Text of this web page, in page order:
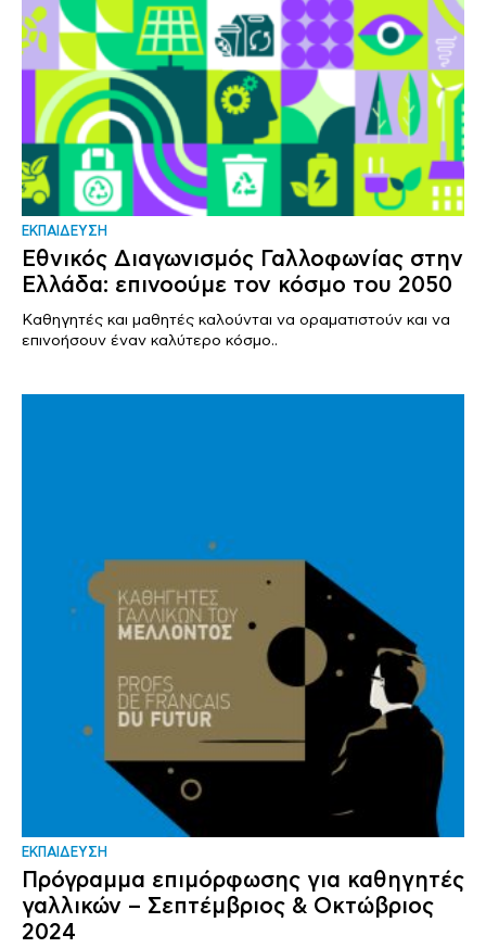
ΕΚΠΑΙΔΕΥΣΗ
Εθνικός Διαγωνισμός Γαλλοφωνίας στην
Ελλάδα: επινοούμε τον κόσμο του 2050
Καθηγητές και μαθητές καλούνται να οραματιστούν και να
επινοήσουν έναν καλύτερο κόσμο..
ΕΚΠΑΙΔΕΥΣΗ
Πρόγραμμα επιμόρφωσης για καθηγητές
γαλλικών – Σεπτέμβριος & Οκτώβριος
2024